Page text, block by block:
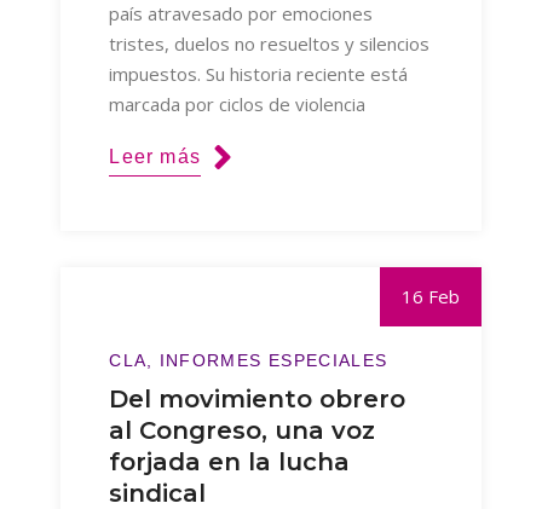
país atravesado por emociones
tristes, duelos no resueltos y silencios
impuestos. Su historia reciente está
marcada por ciclos de violencia
Leer más
16 Feb
CLA INFORMES ESPECIALES
Del movimiento obrero
al Congreso, una voz
forjada en la lucha
sindical